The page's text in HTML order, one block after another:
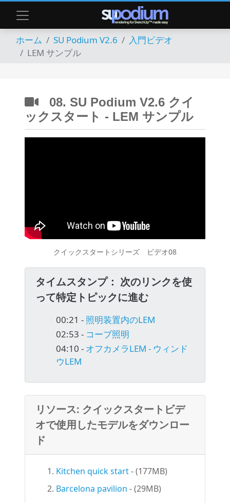
ホーム SU Podium V2.6
入門ビデオ
LEM サンプル
08. SU Podium V2.6 クイ
ックスタート - LEM サンプル
クイックスタートシリーズ ビデオ08
タイムスタンプ： 次のリンクを使
って特定トピックに進む
00:21 - 照明装置内のLEM
02:53 - コーブ照明
04:10 - オフカメラLEM - ウィンド
ウLEM
リソース: クイックスタートビデ
オで使用したモデルをダウンロー
ド
Kitchen quick start- (177MB)
Barcelona pavilion - (29MB)